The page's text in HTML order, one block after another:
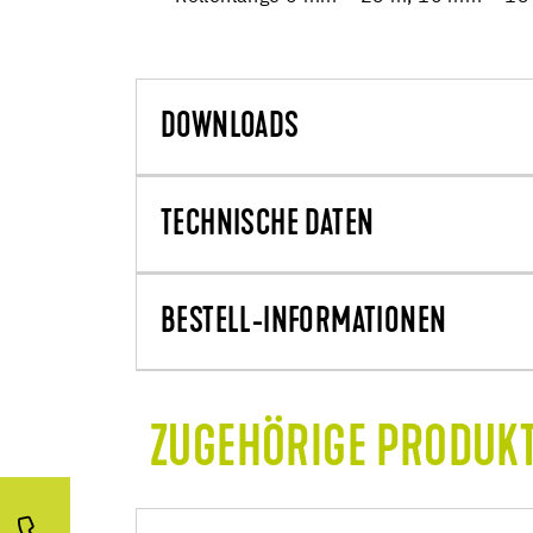
DOWNLOADS
TECHNISCHE DATEN
BESTELL-INFORMATIONEN
ZUGEHÖRIGE